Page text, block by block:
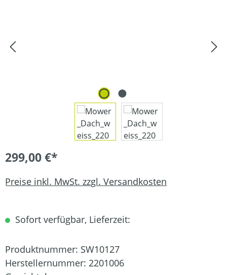
299,00 €*
Preise inkl. MwSt. zzgl. Versandkosten
Sofort verfügbar, Lieferzeit:
Produktnummer: SW10127
Herstellernummer: 2201006